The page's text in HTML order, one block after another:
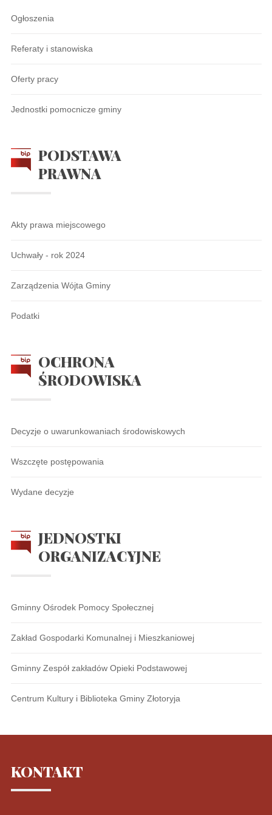
Ogłoszenia
Referaty i stanowiska
Oferty pracy
Jednostki pomocnicze gminy
PODSTAWA
PRAWNA
Akty prawa miejscowego
Uchwały - rok 2024
Zarządzenia Wójta Gminy
Podatki
OCHRONA
ŚRODOWISKA
Decyzje o uwarunkowaniach środowiskowych
Wszczęte postępowania
Wydane decyzje
JEDNOSTKI
ORGANIZACYJNE
Gminny Ośrodek Pomocy Społecznej
Zakład Gospodarki Komunalnej i Mieszkaniowej
Gminny Zespół zakładów Opieki Podstawowej
Centrum Kultury i Biblioteka Gminy Złotoryja
KONTAKT